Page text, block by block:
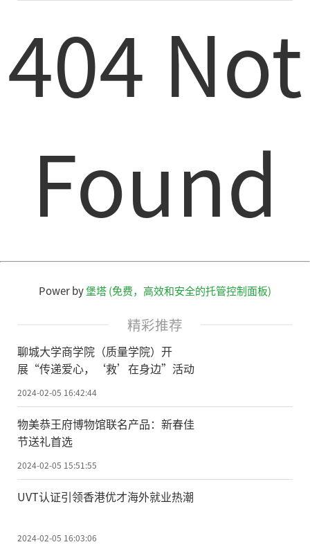
404 Not
Found
Power by堡塔 (免费，高效和安全的托管控制面板)
精彩推荐
聊城大学商学院（质量学院）开
展“传递爱心，‘救’在身边”活动
2024-02-05 16:42:44
物美恭王府博物馆联名产品：新春佳
节送礼首选
2024-02-05 15:51:55
UVT认证引领香港优才海外就业热潮
2024-02-05 16:03:06